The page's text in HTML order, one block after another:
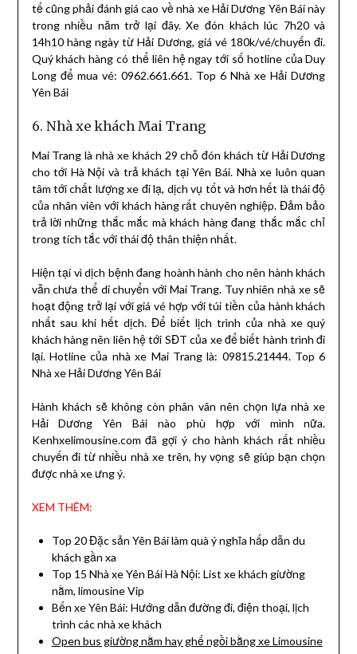
tế cũng phải đánh giá cao về nhà xe Hải Dương Yên Bái này
trong nhiều năm trở lại đây. Xe đón khách lúc 7h20 và
14h10 hàng ngày từ Hải Dương, giá vé 180k/vé/chuyến đi.
Quý khách hàng có thể liên hệ ngay tới số hotline của Duy
Long để mua vé: 0962.661.661. Top 6 Nhà xe Hải Dương
Yên Bái
6. Nhà xe khách Mai Trang
Mai Trang là nhà xe khách 29 chỗ đón khách từ Hải Dương
cho tới Hà Nội và trả khách tại Yên Bái. Nhà xe luôn quan
tâm tới chất lượng xe đi lạ, dịch vụ tốt và hơn hết là thái độ
của nhân viên với khách hàng rất chuyên nghiệp. Đảm bảo
trả lời những thắc mắc mà khách hàng đang thắc mắc chỉ
trong tích tắc với thái độ thân thiện nhất.
Hiện tại vì dịch bệnh đang hoành hành cho nên hành khách
vẫn chưa thể di chuyển với Mai Trang. Tuy nhiên nhà xe sẽ
hoạt động trở lại với giá vé hợp với túi tiền của hành khách
nhất sau khi hết dịch. Để biết lịch trình của nhà xe quý
khách hàng nên liên hệ tới SĐT của xe để biết hành trình đi
lại. Hotline của nhà xe Mai Trang là: 09815.21444. Top 6
Nhà xe Hải Dương Yên Bái
Hành khách sẽ không còn phân vân nên chọn lựa nhà xe
Hải Dương Yên Bái nào phù hợp với mình nữa.
Kenhxelimousine.com đã gợi ý cho hành khách rất nhiều
chuyến đi từ nhiều nhà xe trên, hy vọng sẽ giúp bạn chọn
được nhà xe ưng ý.
XEM THÊM:
Top 20 Đặc sản Yên Bái làm quà ý nghĩa hấp dẫn du
khách gần xa
Top 15 Nhà xe Yên Bái Hà Nội: List xe khách giường
nằm, limousine Vip
Bến xe Yên Bái: Hướng dẫn đường đi, điện thoại, lịch
trình các nhà xe khách
Open bus giường nằm hay ghế ngồi bằng xe Limousine